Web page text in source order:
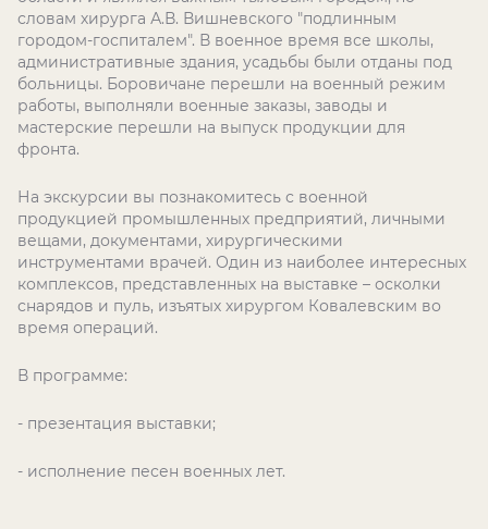
словам хирурга А.В. Вишневского "подлинным
городом-госпиталем". В военное время все школы,
административные здания, усадьбы были отданы под
больницы. Боровичане перешли на военный режим
работы, выполняли военные заказы, заводы и
мастерские перешли на выпуск продукции для
фронта.
На экскурсии вы познакомитесь с военной
продукцией промышленных предприятий, личными
вещами, документами, хирургическими
инструментами врачей. Один из наиболее интересных
комплексов, представленных на выставке – осколки
снарядов и пуль, изъятых хирургом Ковалевским во
время операций.
В программе:
- презентация выставки;
- исполнение песен военных лет.